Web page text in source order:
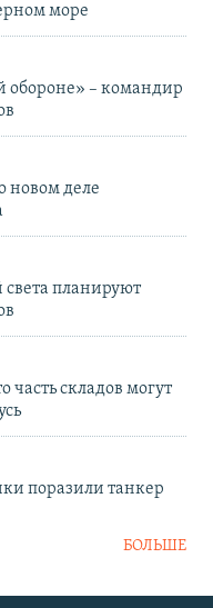
море
обороне» – командир
новом деле
света планируют
складов могут
поразили танкер
БОЛЬШЕ